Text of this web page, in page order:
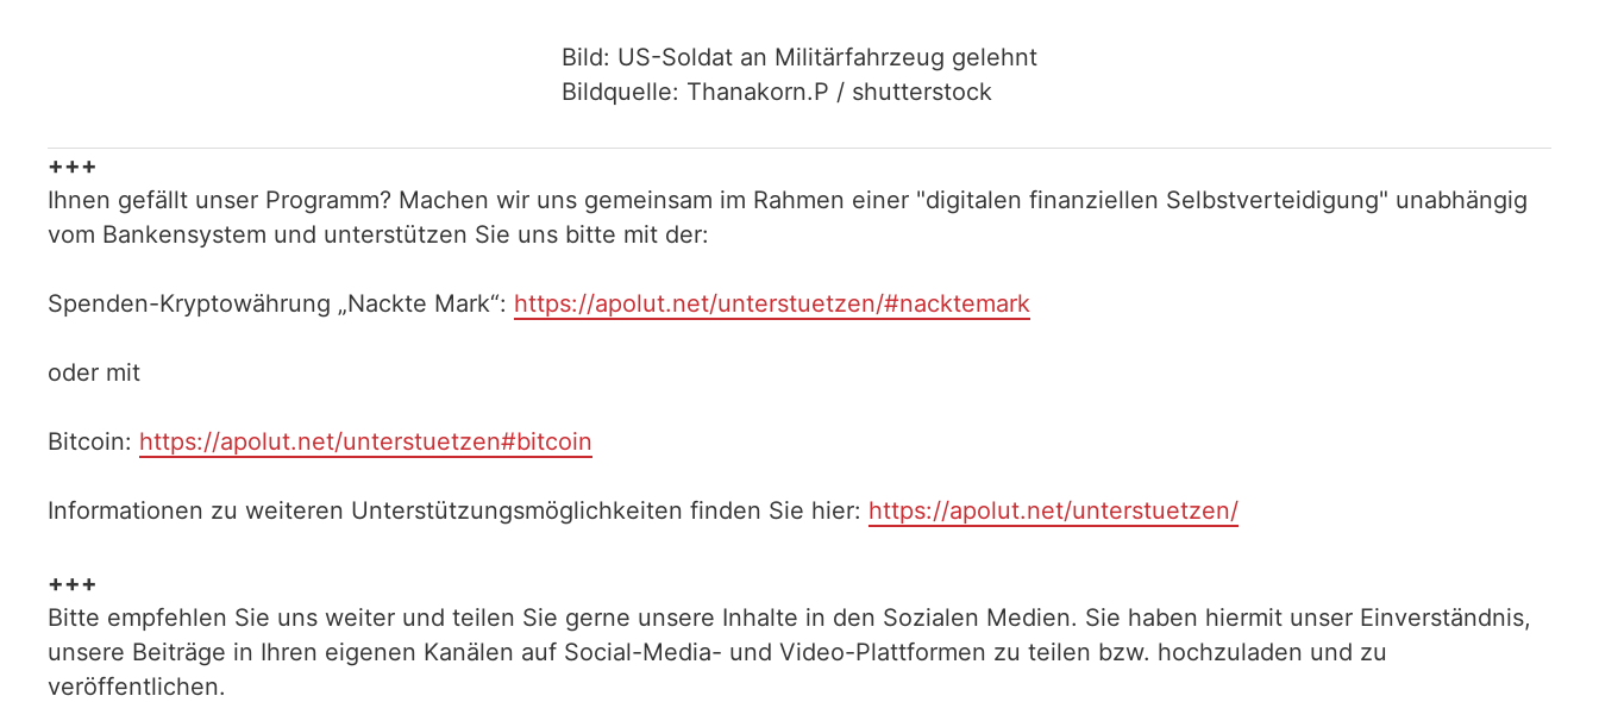
Bild: US-Soldat an Militärfahrzeug gelehnt
Bildquelle: Thanakorn.P / shutterstock
+++
Ihnen gefällt unser Programm? Machen wir uns gemeinsam im Rahmen einer "digitalen finanziellen Selbstverteidigung" unabhängig
vom Bankensystem und unterstützen Sie uns bitte mit der:
Spenden-Kryptowährung „Nackte Mark“: https://apolut.net/unterstuetzen/#nacktemark
oder mit
Bitcoin: https://apolut.net/unterstuetzen#bitcoin
Informationen zu weiteren Unterstützungsmöglichkeiten finden Sie hier: https://apolut.net/unterstuetzen/
+++
Bitte empfehlen Sie uns weiter und teilen Sie gerne unsere Inhalte in den Sozialen Medien. Sie haben hiermit unser Einverständnis,
unsere Beiträge in Ihren eigenen Kanälen auf Social-Media- und Video-Plattformen zu teilen bzw. hochzuladen und zu
veröffentlichen.